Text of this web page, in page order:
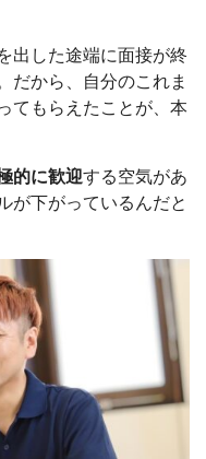
出した途端に面接が終
だから、自分のこれま
てもらえたことが、本
的に歓迎する空気があ
が下がっているんだと